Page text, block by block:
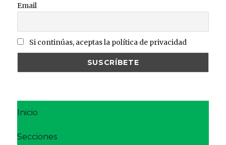
Email
Si continúas, aceptas la política de privacidad
Inicio
Secciones